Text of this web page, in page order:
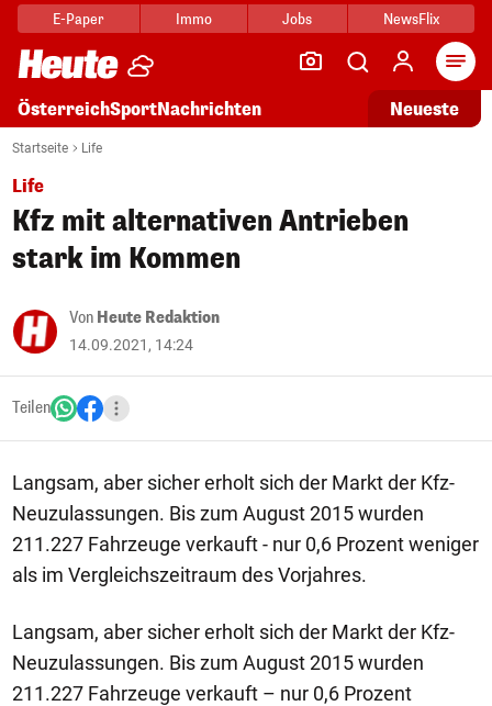
E-Paper Immo Jobs NewsFlix
ÖsterreichSportNachrichten Neueste
Startseite Life
Life
Kfz mit alternativen Antrieben
stark im Kommen
Von Heute Redaktion
14.09.2021, 14:24
Teilen
Langsam, aber sicher erholt sich der Markt der Kfz-
Neuzulassungen. Bis zum August 2015 wurden
211.227 Fahrzeuge verkauft - nur 0,6 Prozent weniger
als im Vergleichszeitraum des Vorjahres.
Langsam, aber sicher erholt sich der Markt der Kfz-
Neuzulassungen. Bis zum August 2015 wurden
211.227 Fahrzeuge verkauft – nur 0,6 Prozent